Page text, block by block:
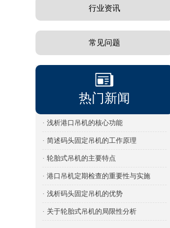
行业资讯
常见问题
热门新闻
· 浅析港口吊机的核心功能
· 简述码头固定吊机的工作原理
· 轮胎式吊机的主要特点
· 港口吊机定期检查的重要性与实施
· 浅析码头固定吊机的优势
· 关于轮胎式吊机的局限性分析